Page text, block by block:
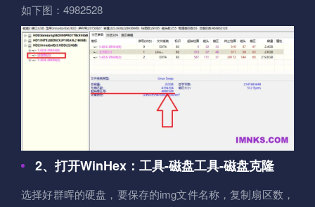
如下图：4982528
2、打开WinHex：工具-磁盘工具-磁盘克隆
选择好群晖的硬盘，要保存的img文件名称，复制扇区数，